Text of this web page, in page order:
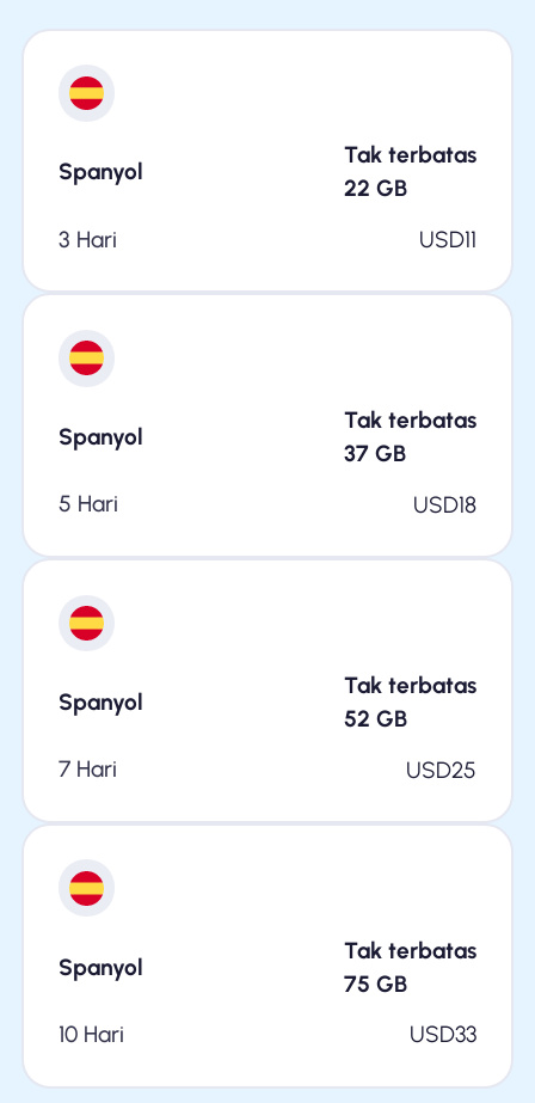
Spanyol
Tak terbatas
22 GB
3 Hari
USD11
Spanyol
Tak terbatas
37 GB
5 Hari
USD18
Spanyol
Tak terbatas
52 GB
7 Hari
USD25
Spanyol
Tak terbatas
75 GB
10 Hari
USD33